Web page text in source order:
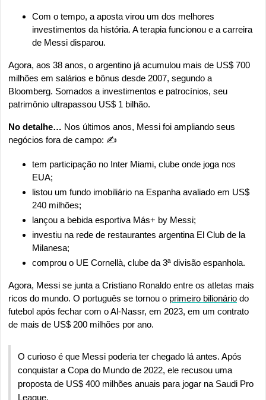
Com o tempo, a aposta virou um dos melhores
investimentos da história. A terapia funcionou e a carreira
de Messi disparou.
Agora, aos 38 anos, o argentino já acumulou mais de US$ 700
milhões em salários e bônus desde 2007, segundo a
Bloomberg. Somados a investimentos e patrocínios, seu
patrimônio ultrapassou US$ 1 bilhão.
No detalhe… Nos últimos anos, Messi foi ampliando seus
negócios fora de campo: ✍️
tem participação no Inter Miami, clube onde joga nos
EUA;
listou um fundo imobiliário na Espanha avaliado em US$
240 milhões;
lançou a bebida esportiva Más+ by Messi;
investiu na rede de restaurantes argentina El Club de la
Milanesa;
comprou o UE Cornellà, clube da 3ª divisão espanhola.
Agora, Messi se junta a Cristiano Ronaldo entre os atletas mais
ricos do mundo. O português se tornou o primeiro bilionário do
futebol após fechar com o Al-Nassr, em 2023, em um contrato
de mais de US$ 200 milhões por ano.
O curioso é que Messi poderia ter chegado lá antes. Após
conquistar a Copa do Mundo de 2022, ele recusou uma
proposta de US$ 400 milhões anuais para jogar na Saudi Pro
League.